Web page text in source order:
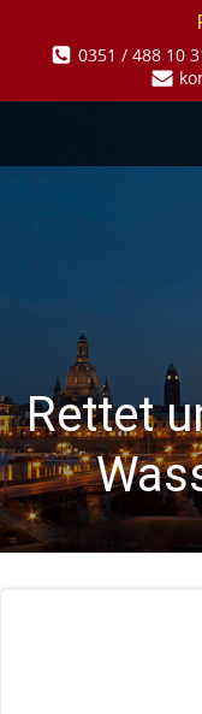
0351 / 488 10
Rettet